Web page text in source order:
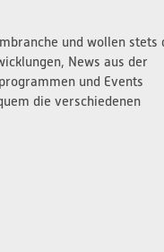
und wollen stets
News aus der
und Events
die verschiedenen